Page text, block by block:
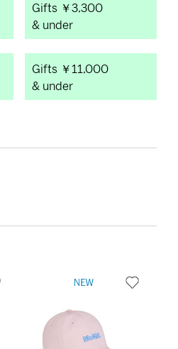
Gifts ￥3,300
& under
Gifts ￥11,000
& under